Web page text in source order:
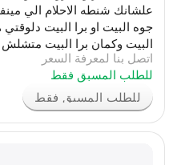
علشانك شنطه الاحلام الي
جوه البيت او برا البيت
البيت وكمان برا البيت متشلش
اتصل بنا لمعرفة السعر
للطلب المسبق فقط
للطلب المسبق فقط